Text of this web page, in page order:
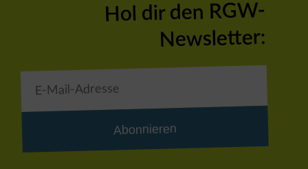
Hol dir den RGW-
Newsletter:
Abonnieren